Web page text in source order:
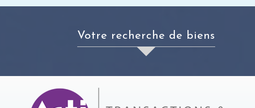
votre recherche de biens